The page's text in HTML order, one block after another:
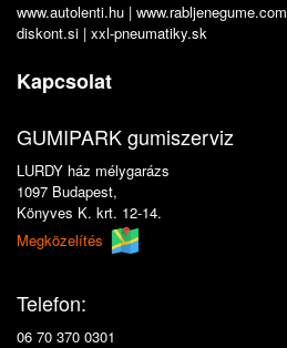
www.autolenti.hu | www.rabljenegume.com
diskont.si | xxl-pneumatiky.sk
Kapcsolat
GUMIPARK gumiszerviz
LURDY ház mélygarázs
1097 Budapest,
Könyves K. krt. 12-14.
Megközelítés
Telefon:
06 70 370 0301